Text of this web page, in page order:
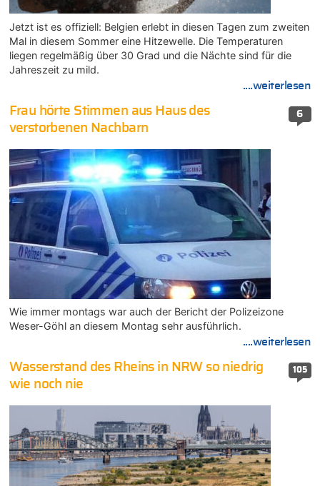
Jetzt ist es offiziell: Belgien erlebt in diesen Tagen zum zweiten
Mal in diesem Sommer eine Hitzewelle. Die Temperaturen
liegen regelmäßig über 30 Grad und die Nächte sind für die
Jahreszeit zu mild.
....weiterlesen
6
Frau hörte Stimmen aus Haus des
verstorbenen Nachbarn
Wie immer montags war auch der Bericht der Polizeizone
Weser-Göhl an diesem Montag sehr ausführlich.
....weiterlesen
105
Wasserstand des Rheins in NRW so niedrig
wie noch nie